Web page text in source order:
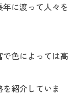
に渡って人々を
色によっては高
紹介していま